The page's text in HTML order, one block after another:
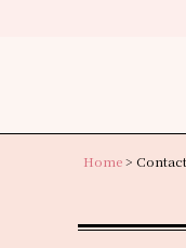
Home> Contact